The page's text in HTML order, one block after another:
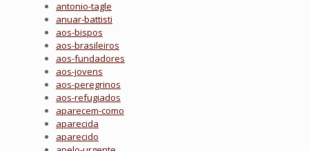
antonio-tagle
anuar-battisti
aos-bispos
aos-brasileiros
aos-fundadores
aos-jovens
aos-peregrinos
aos-refugiados
aparecem-como
aparecida
aparecido